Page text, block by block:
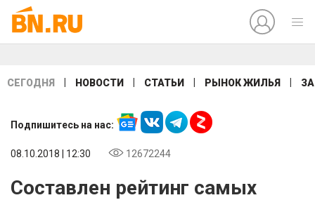
СЕГОДНЯ НОВОСТИ СТАТЬИ РЫНОК ЖИЛЬЯ
Подпишитесь на нас:
08.10.2018 | 12:30 12672244
Составлен рейтинг самых